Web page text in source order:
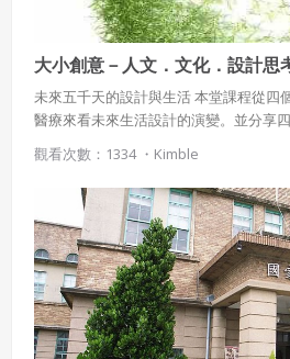
大小創意－人文．文化．設計思
未來五千天的設計與生活 本堂課程從四
醫療來看未來生活設計的演變。並分享
角度告訴同學，設計不是單單的設計，
相對應的設計應用。並推薦ericsson 新
20about2020，從20位專家學者來看整
意變化。 課程時間：2010/3/03-2010/
築系｜主講人：姚仁祿
觀看次數：1334 ・ Kimble